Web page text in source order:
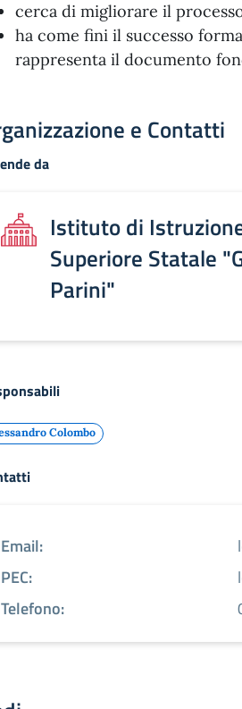
cerca di migliorare il
ha come fini il successo
rappresenta il documento
e Contatti
da
Istituto di
Superiore Statale
Parini"
Colombo
Email:
PEC:
Telefono: